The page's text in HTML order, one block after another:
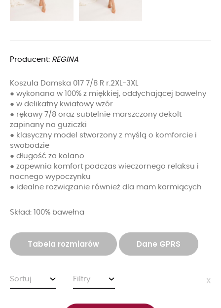
Producent: REGINA
Koszula Damska 017 7/8 R r.2XL-3XL
● wykonana w 100% z miękkiej, oddychającej bawełny
● w delikatny kwiatowy wzór
● rękawy 7/8 oraz subtelnie marszczony dekolt
zapinany na guziczki
● klasyczny model stworzony z myślą o komforcie i
swobodzie
● długość za kolano
● zapewnia komfort podczas wieczornego relaksu i
nocnego wypoczynku
● idealne rozwiązanie również dla mam karmiących
Skład: 100% bawełna
Tabela rozmiarów Dane GPRS
Sortuj Filtry x